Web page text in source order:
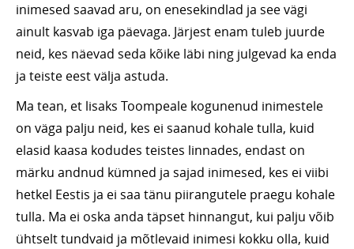
inimesed saavad aru, on enesekindlad ja see vägi
ainult kasvab iga päevaga. Järjest enam tuleb juurde
neid, kes näevad seda kõike läbi ning julgevad ka enda
ja teiste eest välja astuda.
Ma tean, et lisaks Toompeale kogunenud inimestele
on väga palju neid, kes ei saanud kohale tulla, kuid
elasid kaasa kodudes teistes linnades, endast on
märku andnud kümned ja sajad inimesed, kes ei viibi
hetkel Eestis ja ei saa tänu piirangutele praegu kohale
tulla. Ma ei oska anda täpset hinnangut, kui palju võib
ühtselt tundvaid ja mõtlevaid inimesi kokku olla, kuid